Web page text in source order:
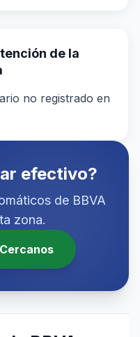
de la
no registrado en
efectivo?
de BBVA
zona.